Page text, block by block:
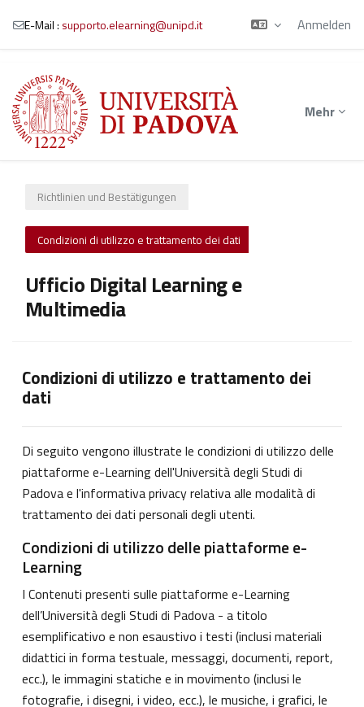
Zum Hauptinhalt
E-Mail : supporto.elearning@unipd.it Anmelden
Mehr
Richtlinien und Bestätigungen
Condizioni di utilizzo e trattamento dei dati
Ufficio Digital Learning e
Multimedia
Condizioni di utilizzo e trattamento dei
dati
Di seguito vengono illustrate le condizioni di utilizzo delle
piattaforme e-Learning dell'Università degli Studi di
Padova e l'informativa privacy relativa alle modalità di
trattamento dei dati personali degli utenti.
Condizioni di utilizzo delle piattaforme e-
Learning
I Contenuti presenti sulle piattaforme e-Learning
dell’Università degli Studi di Padova - a titolo
esemplificativo e non esaustivo i testi (inclusi materiali
didattici in forma testuale, messaggi, documenti, report,
ecc.), le immagini statiche e in movimento (inclusi le
fotografie, i disegni, i video, ecc.), le musiche, i grafici, le